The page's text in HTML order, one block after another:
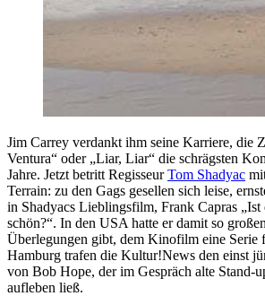
Jim Carrey verdankt ihm seine Karriere, die
Ventura“ oder „Liar, Liar“ die schrägsten
Jahre. Jetzt betritt RegisseurTom Shadyac
Terrain: zu den Gags gesellen sich leise,
in Shadyacs Lieblingsfilm, Frank Capras „Ist
schön?“. In den USA hatte er damit so
Überlegungen gibt, dem Kinofilm eine Serie
Hamburg trafen die Kultur!News den einst
von Bob Hope, der im Gespräch alte Stand-
aufleben ließ.